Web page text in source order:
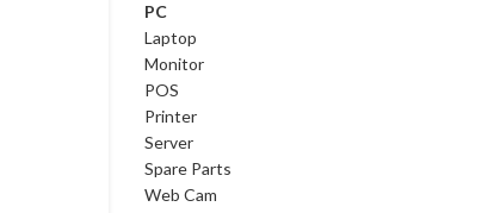
PC
Laptop
Monitor
POS
Printer
Server
Spare Parts
Web Cam